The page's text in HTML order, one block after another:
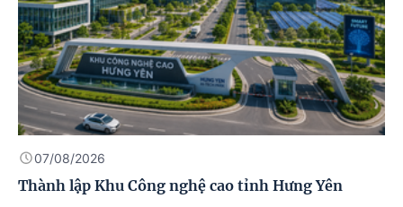
07/08/2026
Thành lập Khu Công nghệ cao tỉnh Hưng Yên